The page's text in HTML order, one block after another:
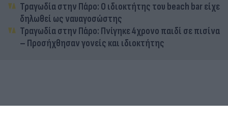
Τραγωδία στην Πάρο: Ο ιδιοκτήτης του beach bar είχε
δηλωθεί ως ναυαγοσώστης
Τραγωδία στην Πάρο: Πνίγηκε 4χρονο παιδί σε πισίνα
– Προσήχθησαν γονείς και ιδιοκτήτης